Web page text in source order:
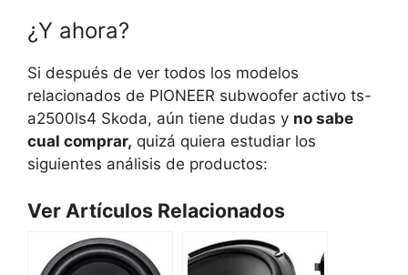
¿Y ahora?
Si después de ver todos los modelos
relacionados de PIONEER subwoofer activo ts-
a2500ls4 Skoda, aún tiene dudas y no sabe
cual comprar, quizá quiera estudiar los
siguientes análisis de productos:
Ver Artículos Relacionados